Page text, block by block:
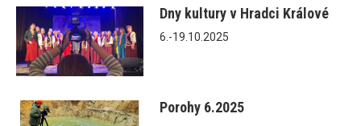
Dny kultury v Hradci Králové
6.-19.10.2025
Porohy 6.2025